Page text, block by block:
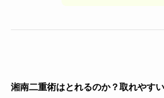
湘南二重術はとれるのか？取れやす